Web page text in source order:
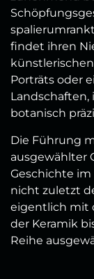
findet ihren
Porträts oder
Landschaften,
botanisch
Die Führung
ausgewählter
Geschichte
nicht zuletzt
eigentlich mit
der Keramik
Reihe